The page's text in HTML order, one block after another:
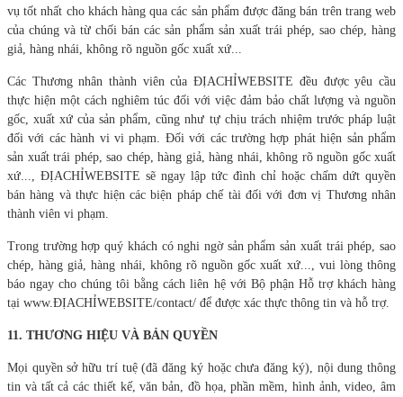
vụ tốt nhất cho khách hàng qua các sản phẩm được đăng bán trên trang web
của chúng và từ chối bán các sản phẩm sản xuất trái phép, sao chép, hàng
giả, hàng nhái, không rõ nguồn gốc xuất xứ...
Các Thương nhân thành viên của ĐỊACHỈWEBSITE đều được yêu cầu
thực hiện một cách nghiêm túc đối với việc đảm bảo chất lượng và nguồn
gốc, xuất xứ của sản phẩm, cũng như tự chịu trách nhiệm trước pháp luật
đối với các hành vi vi phạm. Đối với các trường hợp phát hiện sản phẩm
sản xuất trái phép, sao chép, hàng giả, hàng nhái, không rõ nguồn gốc xuất
xứ..., ĐỊACHỈWEBSITE sẽ ngay lập tức đình chỉ hoặc chấm dứt quyền
bán hàng và thực hiện các biện pháp chế tài đối với đơn vị Thương nhân
thành viên vi phạm.
Trong trường hợp quý khách có nghi ngờ sản phẩm sản xuất trái phép, sao
chép, hàng giả, hàng nhái, không rõ nguồn gốc xuất xứ..., vui lòng thông
báo ngay cho chúng tôi bằng cách liên hệ với Bộ phận Hỗ trợ khách hàng
tại www.ĐỊACHỈWEBSITE/contact/ để được xác thực thông tin và hỗ trợ.
11. THƯƠNG HIỆU VÀ BẢN QUYỀN
Mọi quyền sở hữu trí tuệ (đã đăng ký hoặc chưa đăng ký), nội dung thông
tin và tất cả các thiết kế, văn bản, đồ họa, phần mềm, hình ảnh, video, âm